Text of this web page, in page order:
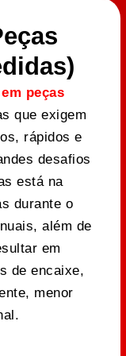
peças
que exigem
rápidos e
desafios
está na
durante o
além de
em
de encaixe,
menor